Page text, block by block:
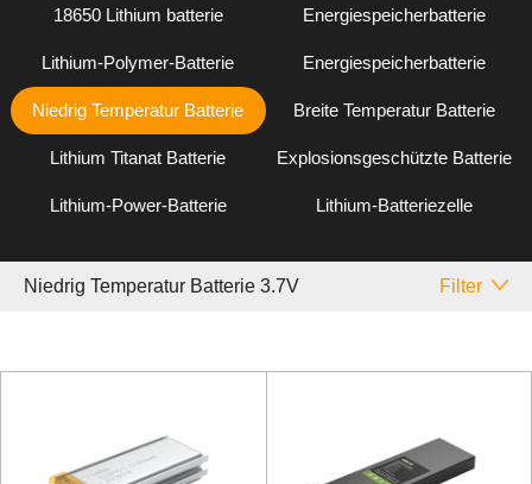
18650 Lithium batterie Energiespeicherbatterie
Lithium-Polymer-Batterie Energiespeicherbatterie
Niedrig Temperatur Batterie Breite Temperatur Batterie
Lithium Titanat Batterie Explosionsgeschützte Batterie
Lithium-Power-Batterie Lithium-Batteriezelle
Niedrig Temperatur Batterie 3.7V Filter